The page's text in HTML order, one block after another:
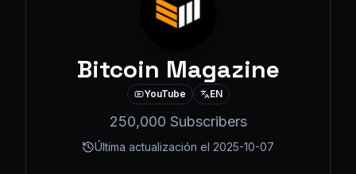
Bitcoin Magazine
YouTube EN
250,000 Subscribers
Última actualización el 2025-10-07